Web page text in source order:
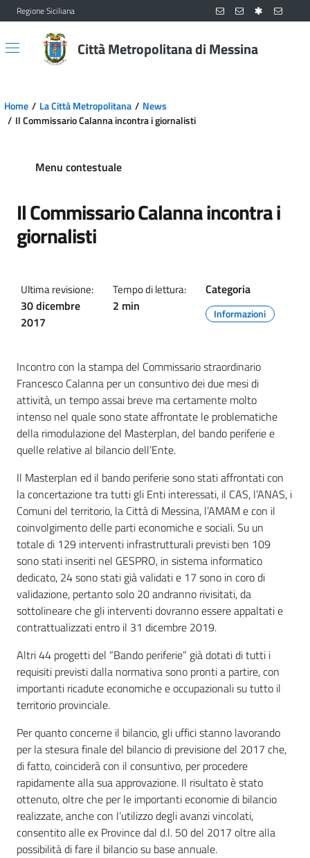
Vai al contenuto principale
Vai al menu principale
Regione Siciliana
Città Metropolitana di Messina
Home La Città Metropolitana
News
Il Commissario Calanna incontra i giornalisti
Menu contestuale
Il Commissario Calanna incontra i
giornalisti
Ultima revisione:
30 dicembre
2017
Tempo di lettura:
2 min
Categoria
Informazioni
Incontro con la stampa del Commissario straordinario
Francesco Calanna per un consuntivo dei due mesi di
attività, un tempo assai breve ma certamente molto
intenso nel quale sono state affrontate le problematiche
della rimodulazione del Masterplan, del bando periferie e
quelle relative al bilancio dell’Ente.
Il Masterplan ed il bando periferie sono stati affrontati con
la concertazione tra tutti gli Enti interessati, il CAS, l’ANAS, i
Comuni del territorio, la Città di Messina, l’AMAM e con il
coinvolgimento delle parti economiche e sociali. Su un
totale di 129 interventi infrastrutturali previsti ben 109
sono stati inseriti nel GESPRO, in sistema informatico
dedicato, 24 sono stati già validati e 17 sono in coro di
validazione, pertanto solo 20 andranno rivisitati, da
sottolineare che gli interventi dovranno essere appaltati e
contrattualizzati entro il 31 dicembre 2019.
Altri 44 progetti del “Bando periferie” già dotati di tutti i
requisiti previsti dalla normativa sono pronti a partire, con
importanti ricadute economiche e occupazionali su tutto il
territorio provinciale.
Per quanto concerne il bilancio, gli uffici stanno lavorando
per la stesura finale del bilancio di previsione del 2017 che,
di fatto, coinciderà con il consuntivo, per procedere
rapidamente alla sua approvazione. Il risultato è stato
ottenuto, oltre che per le importanti economie di bilancio
realizzate, anche con l’utilizzo degli avanzi vincolati,
consentito alle ex Province dal d.l. 50 del 2017 oltre alla
possibilità di fare il bilancio su base annuale.